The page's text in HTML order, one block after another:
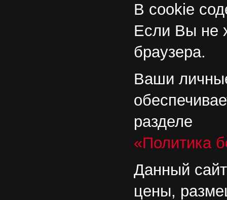
В cookie
Если Вы не
браузера.
Ваши
разделе
«Политика
Данный
цены,